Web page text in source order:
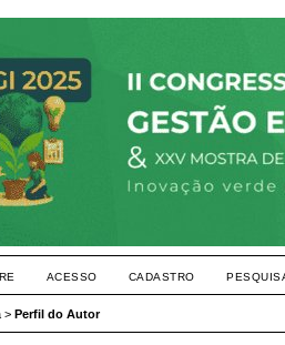
ACESSO CADASTRO
> Perfil do Autor